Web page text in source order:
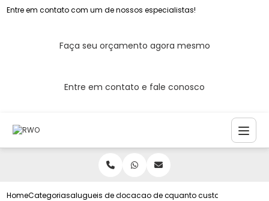
Entre em contato com um de nossos especialistas!
Faça seu orçamento agora mesmo
Entre em contato e fale conosco
HomeCategoriasalugueis de compressores de ar
locacao de compressor de ar para
quanto custa locacao de